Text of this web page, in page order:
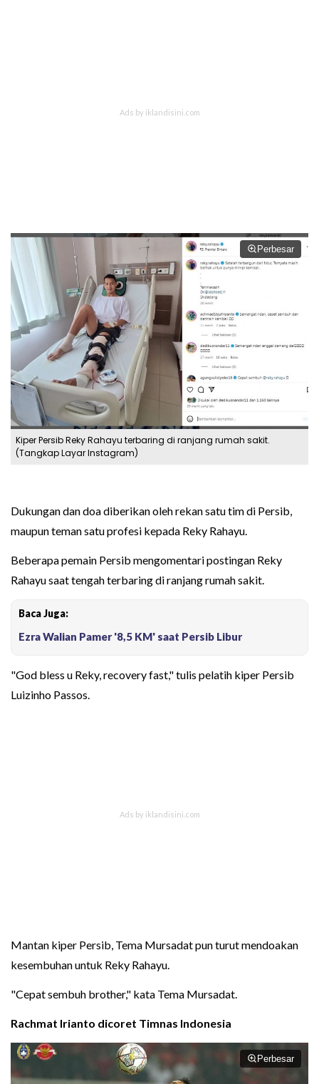
Perbesar
Kiper Persib Reky Rahayu terbaring di ranjang rumah sakit.
(Tangkap Layar Instagram)
Dukungan dan doa diberikan oleh rekan satu tim di Persib,
maupun teman satu profesi kepada Reky Rahayu.
Beberapa pemain Persib mengomentari postingan Reky
Rahayu saat tengah terbaring di ranjang rumah sakit.
Baca Juga:
Ezra Walian Pamer '8,5 KM' saat Persib Libur
"God bless u Reky, recovery fast," tulis pelatih kiper Persib
Luizinho Passos.
Mantan kiper Persib, Tema Mursadat pun turut mendoakan
kesembuhan untuk Reky Rahayu.
"Cepat sembuh brother," kata Tema Mursadat.
Rachmat Irianto dicoret Timnas Indonesia
Perbesar